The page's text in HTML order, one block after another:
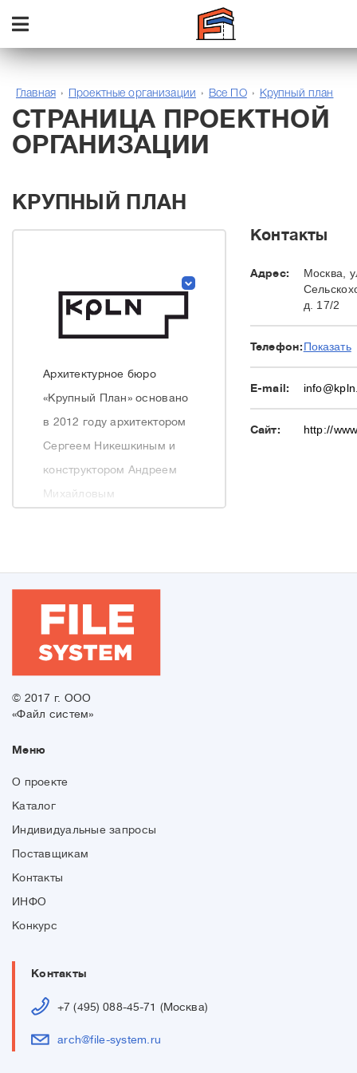
Главная Проектные организации Все ПО Крупный план
СТРАНИЦА ПРОЕКТНОЙ
ОРГАНИЗАЦИИ
КРУПНЫЙ ПЛАН
Архитектурное бюро
«Крупный План» основано
в 2012 году архитектором
Сергеем Никешкиным и
конструктором Андреем
Михайловым
разработку проектной
документации объектов
любой сложности.
Разносторонние
возможность проведения
всего комплекса
проектных работ — от
архитектурной концепции
до авторского надзора на
строительстве.В компании
используются технологии
информационного
строений BIM. Эти
технологии cокращают
внесения изменений в
Контакты
Адрес:
Москва,
д. 17/2
Телефон:Показать
E-mail:
Сайт: http://
© 2017 г. ООО
«Файл систем»
Меню
О проекте
Каталог
Индивидуальные запросы
Поставщикам
Контакты
ИНФО
Конкурс
Контакты
+7 (495) 088-45-71 (Москва)
arch@file-system.ru